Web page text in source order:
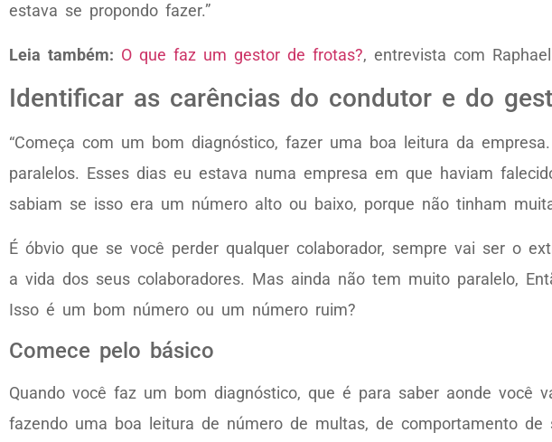
estava se propondo fazer.”
Leia também: O que faz um gestor de frotas?, entrevista com
Identificar as carências do condutor e do
“Começa com um bom diagnóstico, fazer uma boa leitura da
paralelos. Esses dias eu estava numa empresa em que haviam
sabiam se isso era um número alto ou baixo, porque não tinham
É óbvio que se você perder qualquer colaborador, sempre vai ser o
a vida dos seus colaboradores. Mas ainda não tem muito paralelo,
Isso é um bom número ou um número ruim?
Comece pelo básico
Quando você faz um bom diagnóstico, que é para saber aonde você
fazendo uma boa leitura de número de multas, de comportamento